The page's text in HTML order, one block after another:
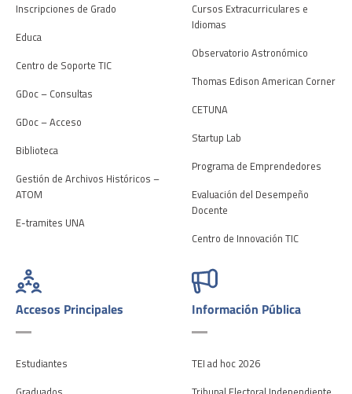
Inscripciones de Grado
Educa
Centro de Soporte TIC
GDoc – Consultas
GDoc – Acceso
Biblioteca
Gestión de Archivos Históricos –
ATOM
E-tramites UNA
Cursos Extracurriculares e
Idiomas
Observatorio Astronómico
Thomas Edison American Corner
CETUNA
Startup Lab
Programa de Emprendedores
Evaluación del Desempeño
Docente
Centro de Innovación TIC
Accesos Principales
Estudiantes
Información Pública
TEI ad hoc 2026